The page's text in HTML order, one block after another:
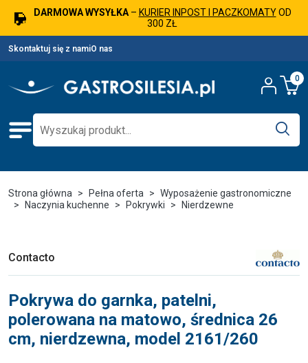
DARMOWA WYSYŁKA– KURIER INPOST I PACZKOMATYOD
300 ZŁ
Skontaktuj się z namiO nas
0
Strona główna Pełna oferta
Wyposażenie gastronomiczne
Naczynia kuchenne
Pokrywki Nierdzewne
Contacto
Pokrywa do garnka, patelni,
polerowana na matowo, średnica 26
cm, nierdzewna, model 2161/260